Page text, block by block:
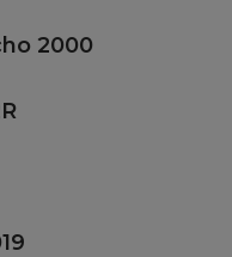
2000